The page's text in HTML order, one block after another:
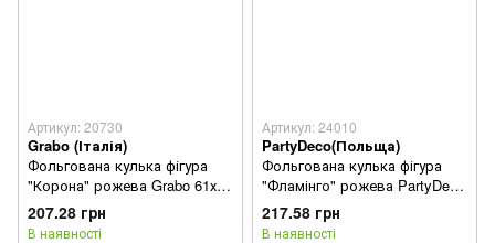
Артикул: 20730
Grabo (Італія)
Фольгована кулька фігура
"Корона" рожева Grabo 61х75
см (1шт.)
207.28 грн
В наявності
Артикул: 24010
PartyDeco(Польща)
Фольгована кулька фігура
"Фламінго" рожева PartyDeco
65х67 см.(1шт.)
217.58 грн
В наявності